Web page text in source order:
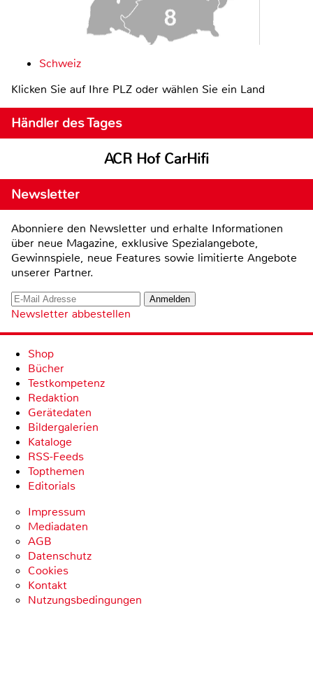
Schweiz
Klicken Sie auf Ihre PLZ oder wählen Sie ein Land
Händler des Tages
ACR Hof CarHifi
Newsletter
Abonniere den Newsletter und erhalte Informationen
über neue Magazine, exklusive Spezialangebote,
Gewinnspiele, neue Features sowie limitierte Angebote
unserer Partner.
Newsletter abbestellen
Shop
Bücher
Testkompetenz
Redaktion
Gerätedaten
Bildergalerien
Kataloge
RSS-Feeds
Topthemen
Editorials
Impressum
Mediadaten
AGB
Datenschutz
Cookies
Kontakt
Nutzungsbedingungen